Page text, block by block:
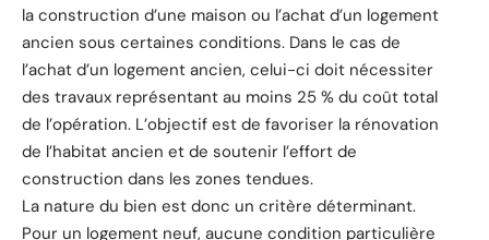
la construction d’une maison ou l’achat d’un logement
ancien sous certaines conditions. Dans le cas de
l’achat d’un logement ancien, celui-ci doit nécessiter
des travaux représentant au moins 25 % du coût total
de l’opération. L’objectif est de favoriser la rénovation
de l’habitat ancien et de soutenir l’effort de
construction dans les zones tendues.
La nature du bien est donc un critère déterminant.
Pour un logement neuf, aucune condition particulière